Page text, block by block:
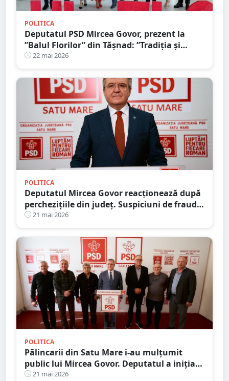
POLITICA
Deputatul PSD Mircea Govor, prezent la
”Balul Florilor” din Tășnad: ”Tradiția și
solidaritatea unesc comunitatea”
22 mai 2026
POLITICA
Deputatul Mircea Govor reacționează după
perchezițiile din județ. Suspiciuni de fraudă
cu mâncarea elevilor
21 mai 2026
POLITICA
Pălincarii din Satu Mare i-au mulțumit
public lui Mircea Govor. Deputatul a inițiat
scutirea de acciză pentru pălincă
21 mai 2026